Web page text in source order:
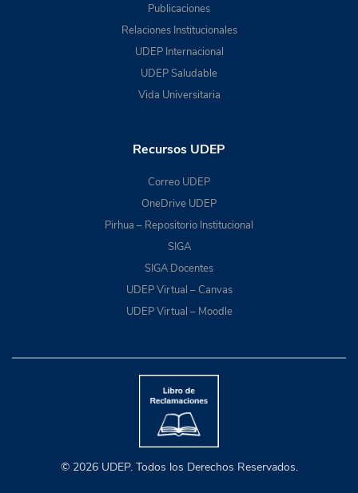
Publicaciones
Relaciones Institucionales
UDEP Internacional
UDEP Saludable
Vida Universitaria
Recursos UDEP
Correo UDEP
OneDrive UDEP
Pirhua – Repositorio Institucional
SIGA
SIGA Docentes
UDEP Virtual – Canvas
UDEP Virtual – Moodle
© 2026 UDEP. Todos los Derechos Reservados.